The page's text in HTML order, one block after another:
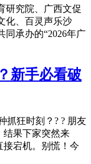
研究院、广西文促
化、百灵声乐沙
同承办的“2026年广
新手必看破
抓狂时刻？? ? 朋友
果下家突然来
宕机。别慌！今